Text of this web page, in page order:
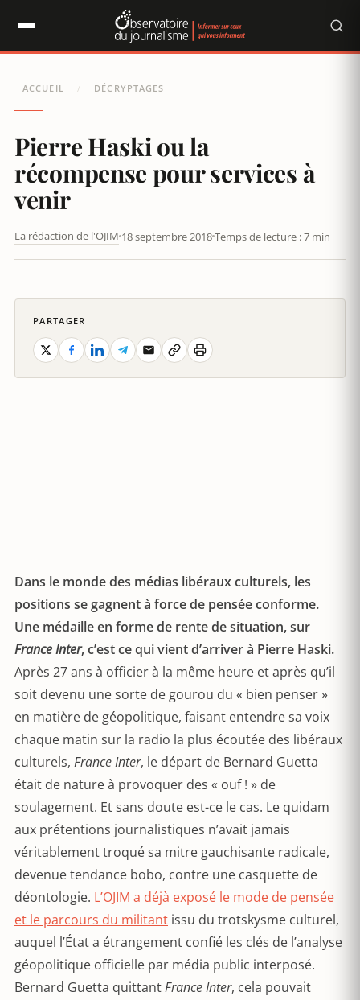
ACCUEIL / DÉCRYPTAGES
Pierre Haski ou la
récompense pour services à
venir
La rédaction de l'OJIM 18 septembre 2018Temps de lecture : 7 min
Dans le monde des médias libéraux culturels, les
positions se gagnent à force de pensée conforme.
Une médaille en forme de rente de situation, sur
France Inter, c’est ce qui vient d’arriver à Pierre Haski.
Après 27 ans à officier à la même heure et après qu’il
soit devenu une sorte de gourou du « bien penser »
en matière de géopolitique, faisant entendre sa voix
chaque matin sur la radio la plus écoutée des libéraux
culturels, France Inter, le départ de Bernard Guetta
était de nature à provoquer des « ouf ! » de
soulagement. Et sans doute est-ce le cas. Le quidam
aux prétentions journalistiques n’avait jamais
véritablement troqué sa mitre gauchisante radicale,
devenue tendance bobo, contre une casquette de
déontologie. L’OJIM a déjà exposé le mode de pensée
et le parcours du militant issu du trotskysme culturel,
auquel l’État a étrangement confié les clés de l’analyse
géopolitique officielle par média public interposé.
Bernard Guetta quittantFrance Inter, cela pouvait
PARTAGER
Panneau de gestion des cookies